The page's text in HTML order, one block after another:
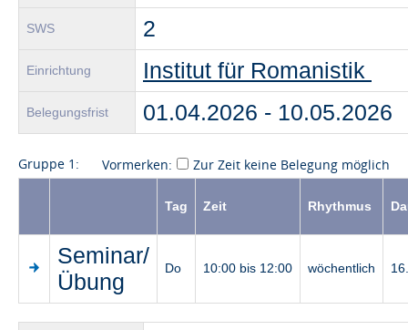
SWS 2
Einrichtung Institut für Romanistik
Belegungsfrist 01.04.2026 -
Gruppe 1: Vormerken: Zur Zeit keine Belegung möglich
Tag Zeit Rhythmus
Seminar/
Übung
Do 10:00 bis 12:00 wöchentlich